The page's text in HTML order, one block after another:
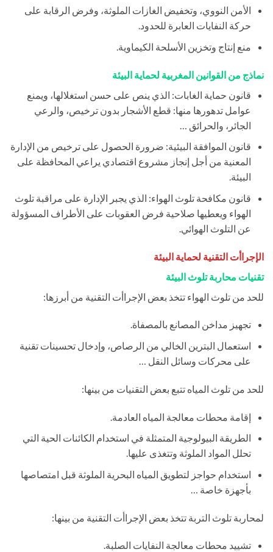
الأمن النووي، وتخفيض الغازات الملوثة، وفرض الرقابة على
حركة النفايات العابرة للحدود.
منع إنتاج وتخزين الأسلحة الكيماوية.
نماذج من القوانين المغربية لحماية البيئة
قانون حماية الغابات: الذي ينص على حسن استغلالها، ويمنع
عوامل تدهورها منها: قطع الأشجار بدون ترخيص، والرعي
الجائر، والحرائق …
قانون الموافقة البيئية: ضرورة الحصول على ترخيص من الإدارة
المعنية من أجل إنجاز مشروع اقتصادي يراعي المحافظة على
البيئة.
قانون مكافحة تلوث الهواء: الذي يجبر الإدارة على مراقبة تلوث
الهواء ويعطيها صلاحية فرض العقوبات على الأطراف المسؤولة
عن التلوث الهوائي.
الإجراأت التقنية لحماية البيئة
تقنيات محاربة تلوث البيئة
للحد من تلوث الهواء تتخذ بعض الإجراأت التقنية من أبرزها:
تجهيز مداخن المصانع بالمصفاة.
استعمال البترين الخالي من الرصاص، وإدخال تحسينات تقنية
على محركات وسائل النقل …
للحد من تلوث المياه تتبع بعض التقنيات من بينها:
إقامة محطات معالجة المياه العادمة.
الطريقة البيولوجية المتمثلة في استخدام الكائنات الحية التي
تحلل المواد الملوثة وتتغذى عليها.
استخدام حواجز لتطويق المياه البحرية الملوثة قبل امتصاصها
بأجهزة خاصة …
لمحاربة تلوث التربة تتخذ بعض الإجراأت التقنية من بينها:
تشييد محطات معالجة النفايات الصلبة.